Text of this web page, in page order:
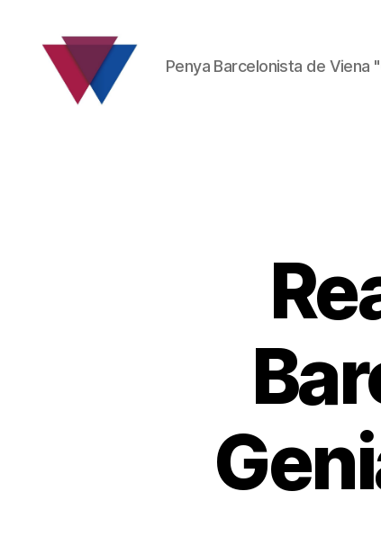
Penya Barcelonista de Viena